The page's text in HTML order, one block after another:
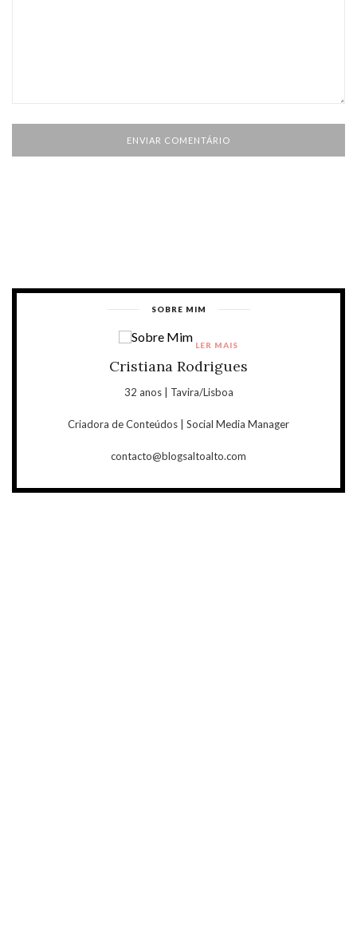
SOBRE MIM
Cristiana Rodrigues
32 anos | Tavira/Lisboa
Criadora de Conteúdos | Social Media Manager
contacto@blogsaltoalto.com
LER MAIS